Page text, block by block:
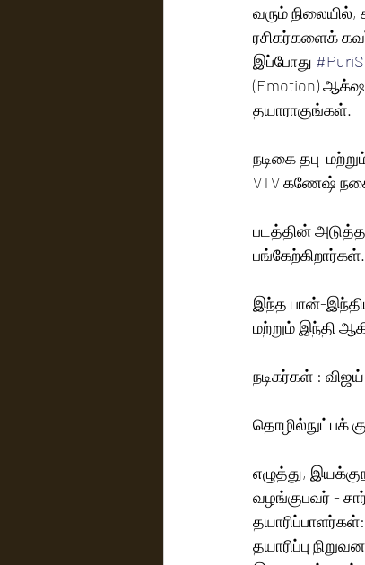
வரும்
ரசிகர்களைக்
இப்போது
(Emotion) ஆக்‌ஷன்  மற்றும் மாஸ் என அனைத்தும் கலந்த  புதுமையான  இசை அனுபவத்திற்குத்
தயாராகுங்கள்.
நடிகை தபு
VTV கணேஷ்
படத்தின் அடுத்த
பங்கேற்கிறார்கள்.
இந்த பான்-
மற்றும் இந்தி
நடிகர்கள் : விஜய்
தொழில்நுட்பக்
எழுத்து,
வழங்குபவர் -
தயாரிப்பு